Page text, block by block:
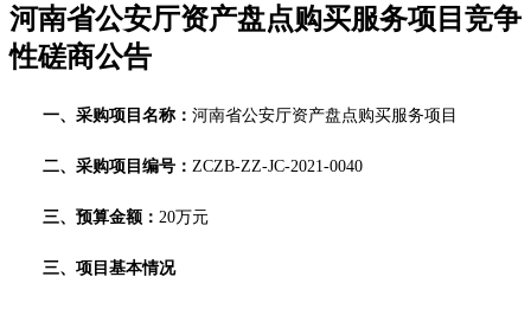
河南省公安厅资产盘点购买服务项目竞争
性磋商公告
一、采购项目名称： 河南省公安厅资产盘点购买服务项目
二、采购项目编号： ZCZB-ZZ-JC-2021-0040
三、预算金额： 20万元
三、项目基本情况